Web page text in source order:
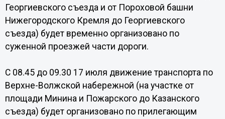
Георгиевского съезда и от Пороховой башни
Нижегородского Кремля до Георгиевского
съезда) будет временно организовано по
суженной проезжей части дороги.
С 08.45 до 09.30 17 июля движение транспорта по
Верхне-Волжской набережной (на участке от
площади Минина и Пожарского до Казанского
съезда) будет организовано по прилегающим